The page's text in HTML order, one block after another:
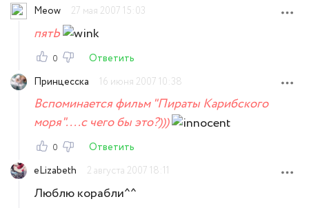
Meow
27 мая 2007 15:03
пятЬ
0
Ответить
Принцесска
16 июня 2007 10:38
Вспоминается фильм "Пираты Карибского
моря"....с чего бы это?)))
0
Ответить
eLizabeth
2 августа 2007 18:11
Люблю корабли^^